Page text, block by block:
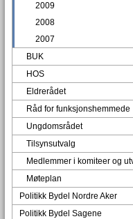
2009
2008
2007
BUK
HOS
Eldrerådet
Råd for funksjonshemmede
Ungdomsrådet
Tilsynsutvalg
Medlemmer i komiteer og
Møteplan
Politikk Bydel Nordre Aker
Politikk Bydel Sagene